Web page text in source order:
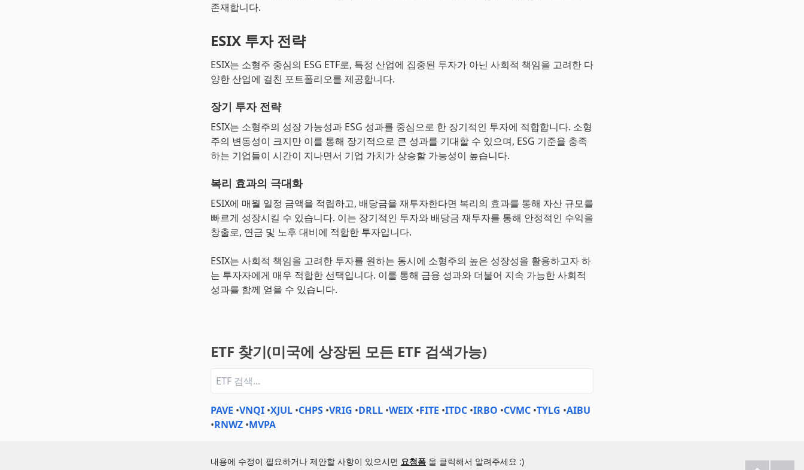
존재합니다.
ESIX 투자 전략
ESIX는 소형주 중심의 ESG ETF로, 특정 산업에 집중된 투자가 아닌 사회적 책임을 고려한 다
양한 산업에 걸친 포트폴리오를 제공합니다.
장기 투자 전략
ESIX는 소형주의 성장 가능성과 ESG 성과를 중심으로 한 장기적인 투자에 적합합니다. 소형
주의 변동성이 크지만 이를 통해 장기적으로 큰 성과를 기대할 수 있으며, ESG 기준을 충족
하는 기업들이 시간이 지나면서 기업 가치가 상승할 가능성이 높습니다.
복리 효과의 극대화
ESIX에 매월 일정 금액을 적립하고, 배당금을 재투자한다면 복리의 효과를 통해 자산 규모를
빠르게 성장시킬 수 있습니다. 이는 장기적인 투자와 배당금 재투자를 통해 안정적인 수익을
창출로, 연금 및 노후 대비에 적합한 투자입니다.
ESIX는 사회적 책임을 고려한 투자를 원하는 동시에 소형주의 높은 성장성을 활용하고자 하
는 투자자에게 매우 적합한 선택입니다. 이를 통해 금융 성과와 더불어 지속 가능한 사회적
성과를 함께 얻을 수 있습니다.
ETF 찾기(미국에 상장된 모든 ETF 검색가능)
PAVE •VNQI •XJUL •CHPS •VRIG •DRLL •WEIX •FITE •ITDC •IRBO •CVMC •TYLG •AIBU
•RNWZ •MVPA
내용에 수정이 필요하거나 제안할 사항이 있으시면 요청폼 을 클릭해서 알려주세요 :)